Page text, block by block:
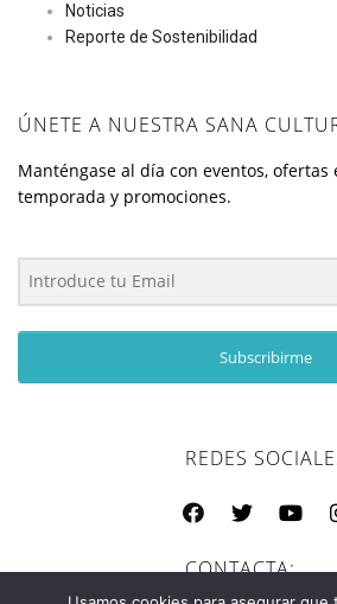
Noticias
Reporte de Sostenibilidad
ÚNETE A NUESTRA SANA
Manténgase al día con eventos, ofertas
temporada y promociones.
Subscribirme
REDES
CONTACTA:
rocio@ecooks.es